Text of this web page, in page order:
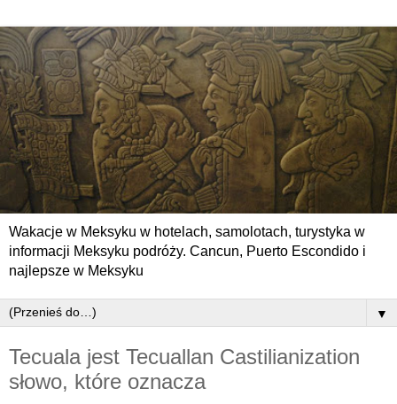
Wakacje w Meksyku w hotelach, samolotach, turystyka w
informacji Meksyku podróży. Cancun, Puerto Escondido i
najlepsze w Meksyku
▼
Tecuala jest Tecuallan Castilianization
słowo, które oznacza